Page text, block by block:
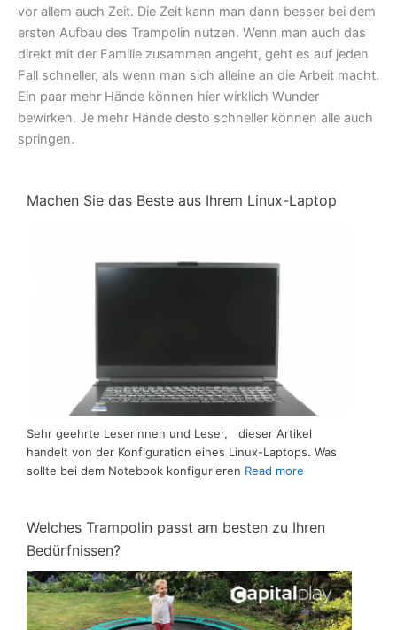
vor allem auch Zeit. Die Zeit kann man dann besser bei dem
ersten Aufbau des Trampolin nutzen. Wenn man auch das
direkt mit der Familie zusammen angeht, geht es auf jeden
Fall schneller, als wenn man sich alleine an die Arbeit macht.
Ein paar mehr Hände können hier wirklich Wunder
bewirken. Je mehr Hände desto schneller können alle auch
springen.
Machen Sie das Beste aus Ihrem Linux-Laptop
Sehr geehrte Leserinnen und Leser, dieser Artikel
handelt von der Konfiguration eines Linux-Laptops. Was
sollte bei dem Notebook konfigurieren Read more
Welches Trampolin passt am besten zu Ihren
Bedürfnissen?